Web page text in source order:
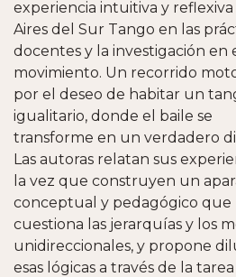
experiencia intuitiva y reflexiva
Aires del Sur Tango en las
docentes y la investigación en
movimiento. Un recorrido
por el deseo de habitar un
igualitario, donde el baile se
transforme en un verdadero
Las autoras relatan sus
la vez que construyen un
conceptual y pedagógico que
cuestiona las jerarquías y los
unidireccionales, y propone
esas lógicas a través de la tarea